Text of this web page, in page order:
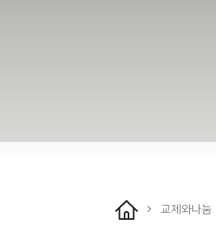
교제와나눔